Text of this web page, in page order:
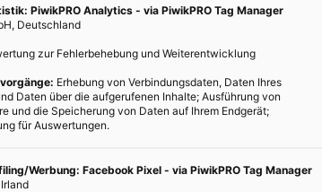
Glossar zu Photovoltaik
wichtigsten Begriffe zu Photovoltaik.
BEITRAG ANSEHEN
TEILEN
PiwikPRO Analytics - via PiwikPRO Tag Manager
Deutschland
zur Fehlerbehebung und Weiterentwicklung
Erhebung von Verbindungsdaten, Daten Ihres
Daten über die aufgerufenen Inhalte; Ausführung von
und die Speicherung von Daten auf Ihrem Endgerät;
für Auswertungen.
Werbung: Facebook Pixel - via PiwikPRO Tag Manager